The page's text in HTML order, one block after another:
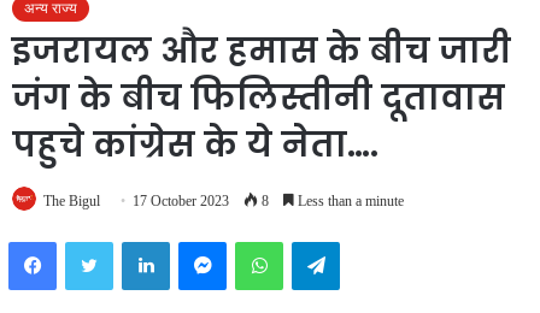
अन्य राज्य
इजरायल और हमास के बीच जारी
जंग के बीच फिलिस्तीनी दूतावास
पहुचे कांग्रेस के ये नेता….
The Bigul 17 October 2023 8 Less than a minute
FacebookTwitter LinkedInMessengerWhatsAppTelegram